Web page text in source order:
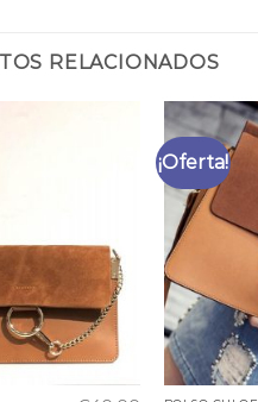
RELACIONADOS
¡Oferta!